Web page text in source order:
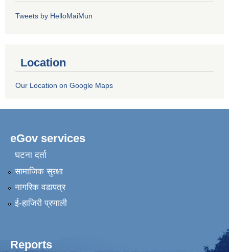
Tweets by HelloMaiMun
Location
Our Location on Google Maps
eGov services
घटना दर्ता
सामाजिक सुरक्षा
नागरिक वडापत्र
ई-हाजिरी प्रणाली
Reports